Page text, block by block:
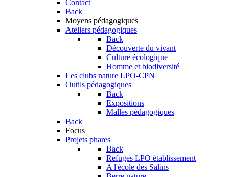
Contact
Back
Moyens pédagogiques
Ateliers pédagogiques
Back
Découverte du vivant
Culture écologique
Homme et biodiversité
Les clubs nature LPO-CPN
Outils pédagogiques
Back
Expositions
Malles pédagogiques
Back
Focus
Projets phares
Back
Refuges LPO établissement
A l'école des Salins